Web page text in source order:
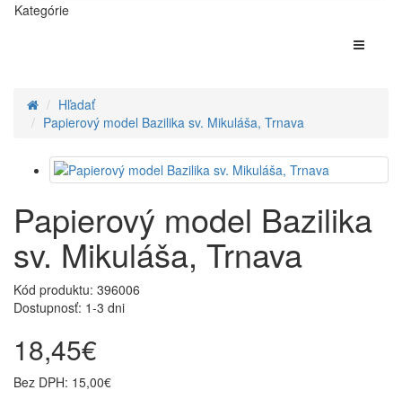
Kategórie
Hľadať
Papierový model Bazilika sv. Mikuláša, Trnava
Papierový model Bazilika
sv. Mikuláša, Trnava
Kód produktu: 396006
Dostupnosť: 1-3 dni
18,45€
Bez DPH: 15,00€